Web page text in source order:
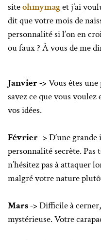
siteohmymaget j’ai
dit que votre mois de
personnalité si l’on en
ou faux ? À vous de me
Janvier -> Vous êtes
savez ce que vous voulez
vos idées.
Février -> D’une
personnalité secrète.
n’hésitez pas à attaquer
malgré votre nature
Mars -> Difficile à
mystérieuse. Votre